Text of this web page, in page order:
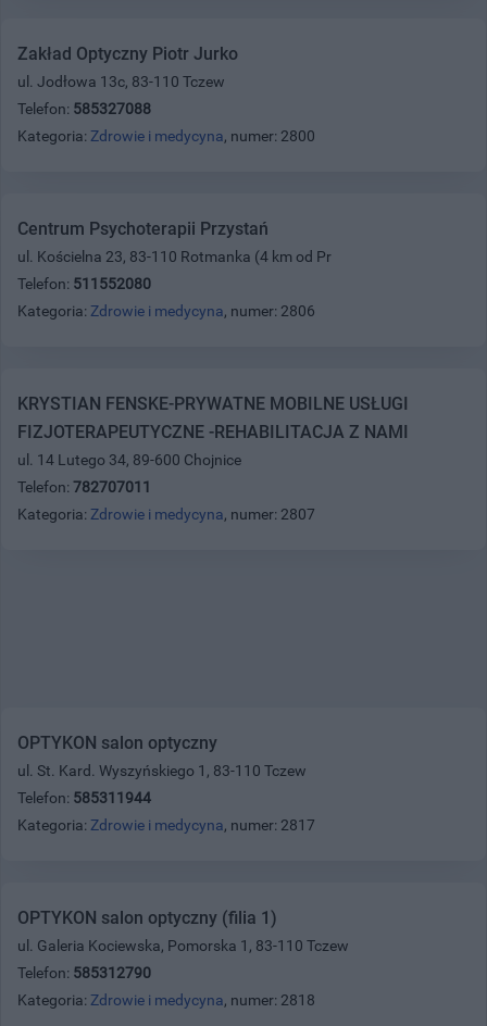
Zakład Optyczny Piotr Jurko
ul. Jodłowa 13c, 83-110 Tczew
Telefon: 585327088
Kategoria: Zdrowie i medycyna, numer: 2800
Centrum Psychoterapii Przystań
ul. Kościelna 23, 83-110 Rotmanka (4 km od Pr
Telefon: 511552080
Kategoria: Zdrowie i medycyna, numer: 2806
KRYSTIAN FENSKE-PRYWATNE MOBILNE USŁUGI
FIZJOTERAPEUTYCZNE -REHABILITACJA Z NAMI
ul. 14 Lutego 34, 89-600 Chojnice
Telefon: 782707011
Kategoria: Zdrowie i medycyna, numer: 2807
OPTYKON salon optyczny
ul. St. Kard. Wyszyńskiego 1, 83-110 Tczew
Telefon: 585311944
Kategoria: Zdrowie i medycyna, numer: 2817
OPTYKON salon optyczny (filia 1)
ul. Galeria Kociewska, Pomorska 1, 83-110 Tczew
Telefon: 585312790
Kategoria: Zdrowie i medycyna, numer: 2818